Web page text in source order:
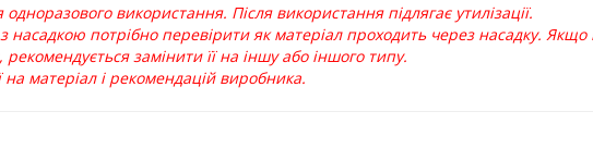
використання. Після використання підлягає утилізації.
насадкою потрібно перевірити як матеріал проходить через насадку.
замінити її на іншу або іншого типу.
на матеріал і рекомендацій виробника.